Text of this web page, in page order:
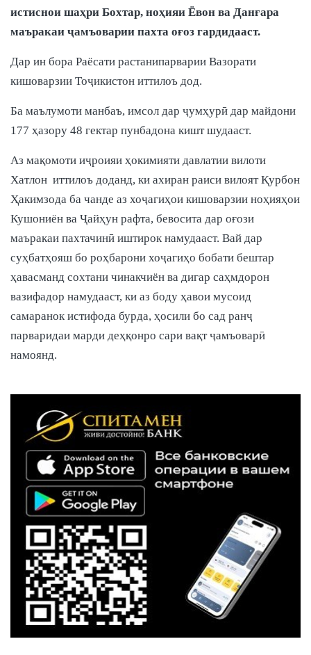
истиснои шаҳри Бохтар, ноҳияи Ёвон ва Данғара
маъракаи ҷамъоварии пахта оғоз гардидааст.
Дар ин бора Раёсати растанипарварии Вазорати
кишоварзии Тоҷикистон иттилоъ дод.
Ба маълумоти манбаъ, имсол дар ҷумҳурӣ дар майдони
177 ҳазору 48 гектар пунбадона кишт шудааст.
Аз мақомоти иҷроияи ҳокимияти давлатии вилоти
Хатлон иттилоъ доданд, ки ахиран раиси вилоят Қурбон
Ҳакимзода ба чанде аз хоҷагиҳои кишоварзии ноҳияҳои
Кушониён ва Ҷайҳун рафта, бевосита дар оғози
маъракаи пахтачинӣ иштирок намудааст. Вай дар
суҳбатҳояш бо роҳбарони хоҷагиҳо бобати бештар
ҳавасманд сохтани чинакчиён ва дигар саҳмдорон
вазифадор намудааст, ки аз боду ҳавои мусоид
самаранок истифода бурда, ҳосили бо сад ранҷ
парваридаи марди деҳқонро сари вақт ҷамъоварӣ
намоянд.